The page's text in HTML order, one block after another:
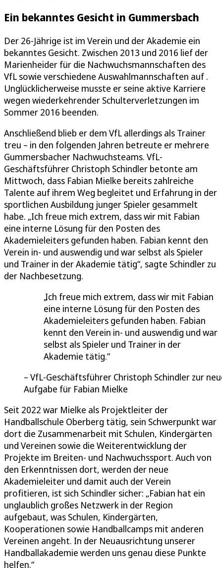
Ein bekanntes Gesicht in Gummersbach
Der 26-Jährige ist im Verein und der Akademie ein
bekanntes Gesicht. Zwischen 2013 und 2016 lief der
Marienheider für die Nachwuchsmannschaften des
VfL sowie verschiedene Auswahlmannschaften auf .
Unglücklicherweise musste er seine aktive Karriere
wegen wiederkehrender Schulterverletzungen im
Sommer 2016 beenden.
Anschließend blieb er dem VfL allerdings als Trainer
treu – in den folgenden Jahren betreute er mehrere
Gummersbacher Nachwuchsteams. VfL-
Geschäftsführer Christoph Schindler betonte am
Mittwoch, dass Fabian Mielke bereits zahlreiche
Talente auf ihrem Weg begleitet und Erfahrung in der
sportlichen Ausbildung junger Spieler gesammelt
habe. „Ich freue mich extrem, dass wir mit Fabian
eine interne Lösung für den Posten des
Akademieleiters gefunden haben. Fabian kennt den
Verein in- und auswendig und war selbst als Spieler
und Trainer in der Akademie tätig“, sagte Schindler zu
der Nachbesetzung.
Ich freue mich extrem, dass wir mit Fabian
eine interne Lösung für den Posten des
Akademieleiters gefunden haben. Fabian
kennt den Verein in- und auswendig und war
selbst als Spieler und Trainer in der
Akademie tätig.
VfL-Geschäftsführer Christoph Schindler zur
Aufgabe für Fabian Mielke
Seit 2022 war Mielke als Projektleiter der
Handballschule Oberberg tätig, sein Schwerpunkt war
dort die Zusammenarbeit mit Schulen, Kindergärten
und Vereinen sowie die Weiterentwicklung der
Projekte im Breiten- und Nachwuchssport. Auch von
den Erkenntnissen dort, werden der neue
Akademieleiter und damit auch der Verein
profitieren, ist sich Schindler sicher: „Fabian hat ein
unglaublich großes Netzwerk in der Region
aufgebaut, was Schulen, Kindergärten,
Kooperationen sowie Handballcamps mit anderen
Vereinen angeht. In der Neuausrichtung unserer
Handballakademie werden uns genau diese Punkte
helfen.“